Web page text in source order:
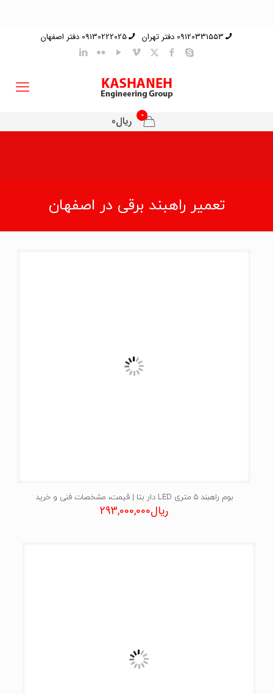
09120331553 دفتر تهران 09130222025 دفتر اصفهان
0 ریال0
تعمیر راهبند برقی در اصفهان
بوم راهبند 5 متری LED دار بتا | قیمت، مشخصات فنی و خرید
ریال293,000,000